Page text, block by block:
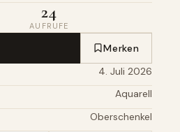
24
AUFRUFE
Merken
4. Juli 2026
Aquarell
Oberschenkel